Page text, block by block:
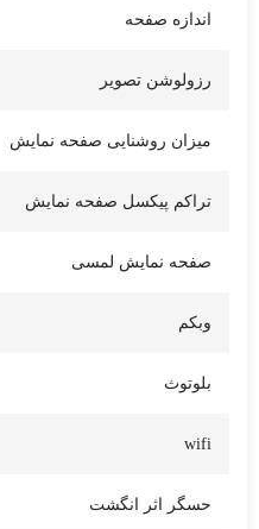
اندازه صفحه
رزولوشن تصویر
میزان روشنایی صفحه نمایش
تراکم پیکسل صفحه نمایش
صفحه نمایش لمسی
وبکم
بلوتوث
wifi
حسگر اثر انگشت